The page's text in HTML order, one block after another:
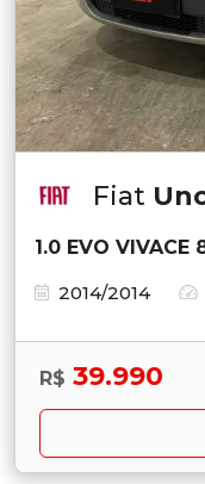
Fiat
1.0 EVO VIVACE
2014/2014
R$ 39.990